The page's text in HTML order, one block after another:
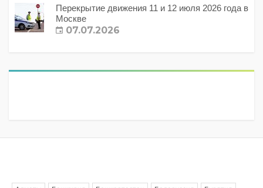
Перекрытие движения 11 и 12 июля 2026 года в
Москве
07.07.2026